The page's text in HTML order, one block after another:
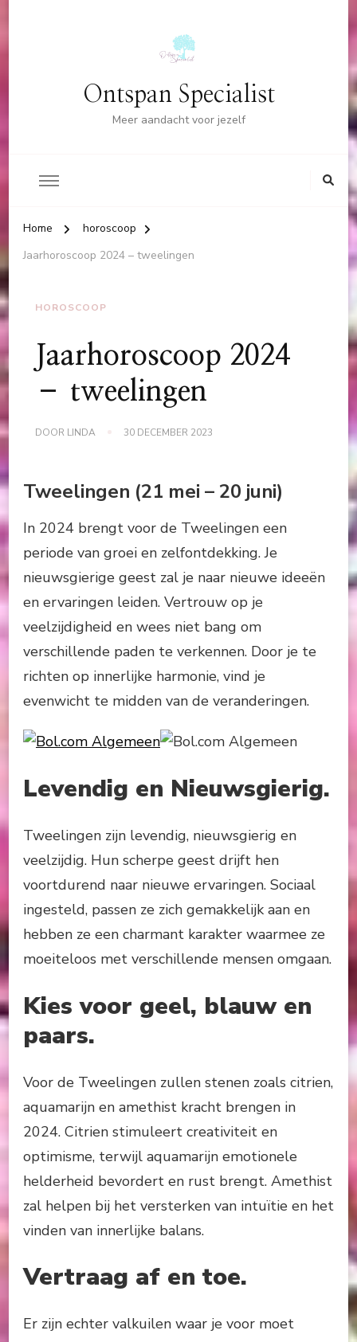
Ontspan Specialist
Meer aandacht voor jezelf
Home
horoscoop
Jaarhoroscoop 2024 – tweelingen
HOROSCOOP
Jaarhoroscoop 2024
– tweelingen
DOOR LINDA 30 DECEMBER 2023
Tweelingen (21 mei – 20 juni)
In 2024 brengt voor de Tweelingen een
periode van groei en zelfontdekking. Je
nieuwsgierige geest zal je naar nieuwe ideeën
en ervaringen leiden. Vertrouw op je
veelzijdigheid en wees niet bang om
verschillende paden te verkennen. Door je te
richten op innerlijke harmonie, vind je
evenwicht te midden van de veranderingen.
Levendig en Nieuwsgierig.
Tweelingen zijn levendig, nieuwsgierig en
veelzijdig. Hun scherpe geest drijft hen
voortdurend naar nieuwe ervaringen. Sociaal
ingesteld, passen ze zich gemakkelijk aan en
hebben ze een charmant karakter waarmee ze
moeiteloos met verschillende mensen omgaan.
Kies voor geel, blauw en
paars.
Voor de Tweelingen zullen stenen zoals citrien,
aquamarijn en amethist kracht brengen in
2024. Citrien stimuleert creativiteit en
optimisme, terwijl aquamarijn emotionele
helderheid bevordert en rust brengt. Amethist
zal helpen bij het versterken van intuïtie en het
vinden van innerlijke balans.
Vertraag af en toe.
Er zijn echter valkuilen waar je voor moet